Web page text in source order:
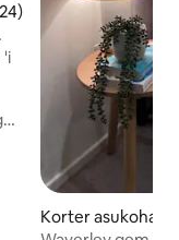
hinnang 4,92/5, 324
'i
Korter asukohas